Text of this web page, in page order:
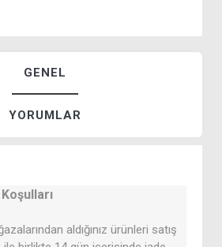
GENEL
YORUMLAR
aldığınız ürünleri satış